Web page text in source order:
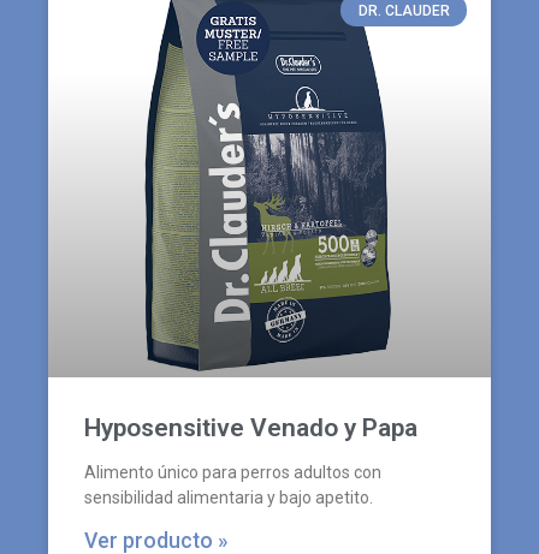
DR. CLAUDER
Hyposensitive Venado y Papa
Alimento único para perros adultos con
sensibilidad alimentaria y bajo apetito.
Ver producto »